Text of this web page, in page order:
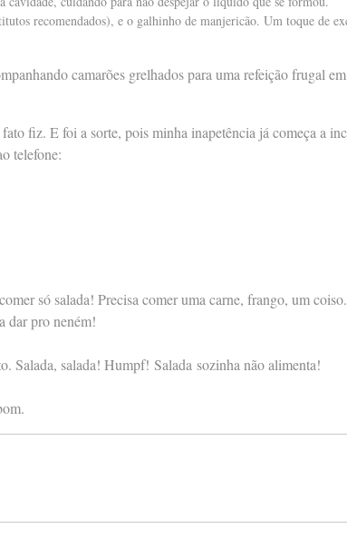
recomendados), e o galhinho de manjericão. Um toque de
camarões grelhados para uma refeição frugal
fiz. E foi a sorte, pois minha inapetência já começa a
telefone:
só salada! Precisa comer uma carne, frango, um
dar pro neném!
Salada, salada! Humpf! Salada sozinha não alimenta!